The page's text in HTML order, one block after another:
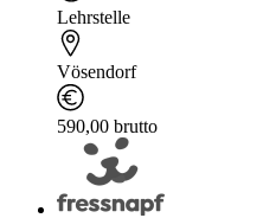
Lehrstelle
Vösendorf
590,00 brutto